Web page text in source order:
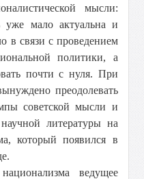
мысли:
уже мало актуальна и
в связи с проведением
политики, а
почти с нуля. При
преодолевать
советской мысли и
литературы на
который появился в
ведущее